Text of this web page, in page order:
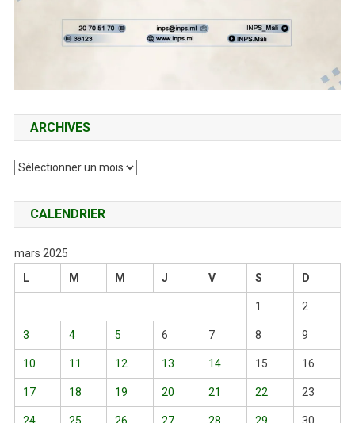
ARCHIVES
Archives
CALENDRIER
mars 2025
L
M M J V S D
1 2
3 4 5 6 7 8 9
10 11 12 13 14 15 16
17 18 19 20 21 22 23